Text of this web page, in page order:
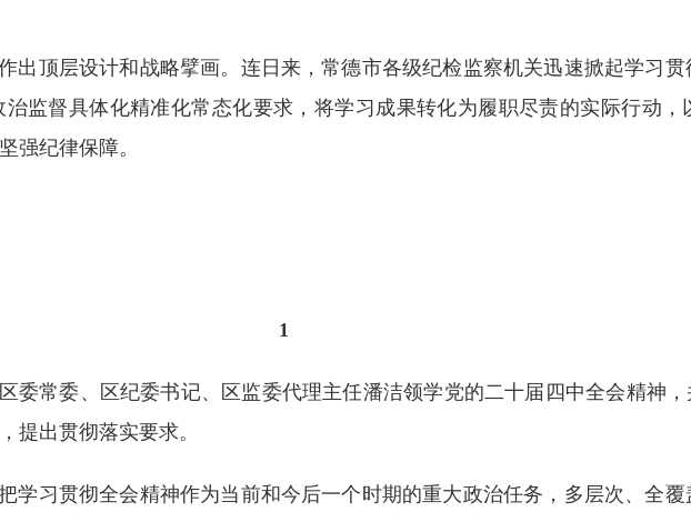
出顶层设计和战略擘画。连日来，常德市各级纪检监察机关迅速掀起学习
监督具体化精准化常态化要求，将学习成果转化为履职尽责的实际行动
强纪律保障。
1
委常委、区纪委书记、区监委代理主任潘洁领学党的二十届四中全会精神
提出贯彻落实要求。
学习贯彻全会精神作为当前和今后一个时期的重大政治任务，多层次、全